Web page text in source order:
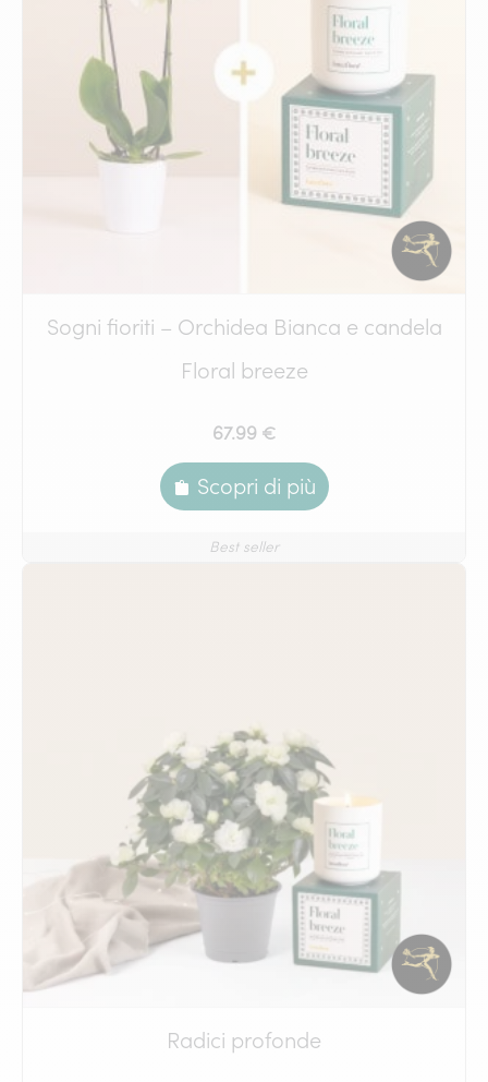
Sogni fioriti – Orchidea Bianca e candela
Floral breeze
67.99 €
Scopri di più
Best seller
Radici profonde